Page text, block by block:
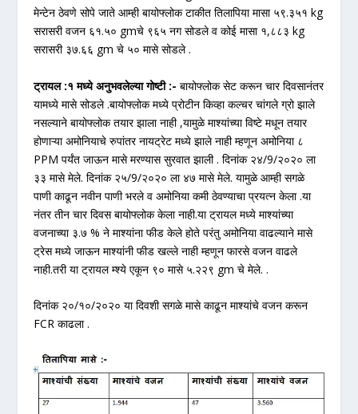
मेन्टेन ठेवणे सोपे जाते आम्ही बायोफ्लोक टाकीत तिलापिया मासा ५९.३५१ kg
सरासरी वजन ६१.५० gmचे ९६५ नग सोडले व कोई मासा १,८८३ kg
सरासरी ३७.६६ gm चे ५० मासे सोडले .
ट्रायल :१ मध्ये अनुभवलेल्या गोष्टी :- बायोफ्लोक सेट करून चार दिवसानंतर
यामध्ये मासे सोडले .बायोफ्लोक मध्ये प्रोटीन किव्हा कल्चर चांगले ग्रो झाले
नसल्याने बायोफ्लोक तयार झाला नाही ,यामुळे माश्यांच्या विष्टे मधून तयार
होणाऱ्या अमोनियाचे रुपांतर नायट्रेट मध्ये झाले नाही म्हणून अमोनिया ८
PPM पर्यंत जाऊन मासे मरण्यास सुरवात झाली . दिनांक २४/9/२०२० ला
३३ मासे मेले. दिनांक २५/9/२०२० ला ४७ मासे मेले. यामुळे आम्ही सगळे
पाणी काढून नवीन पाणी भरले व अमोनिया कमी ठेवण्याचा प्रयत्न केला .या
नंतर तीन चार दिवस बायोफ्लोक केला नाही.या ट्रायल मध्ये माश्यांच्या
वजनाच्या ३.७ % ने माश्यांना फीड केले होते परंतु अमोनिया वाढल्याने मासे
ट्रेस मध्ये जाऊन माश्यांनी फीड खल्ले नाही म्हणून फारसे वजन वाढले
नाही.तरी या ट्रायल म्श्ये एकून ९० मासे ५.२२९ gm चे मेले. .
दिनांक २०/१०/२०२० या दिवशी सगळे मासे काढून माश्यांचे वजन करून
FCR काढला .